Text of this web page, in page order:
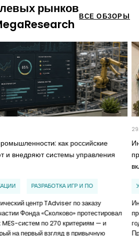
рынков
ВСЕ ОБЗОРЫ
как российские
и внедряют системы управления
РАЗРАБОТКА ИГР И ПО
центр TAdviser по заказу
Фонда «Сколково» протестировал
систем по 270 критериям — и
на первый взгляд в привычную